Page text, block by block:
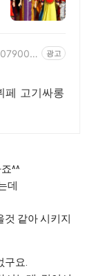
광고
페 고기싸롱
^^
데
것 같아 시키지
구요.